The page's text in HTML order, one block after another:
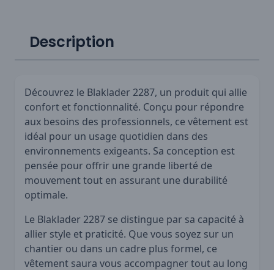
Description
Découvrez le Blaklader 2287, un produit qui allie
confort et fonctionnalité. Conçu pour répondre
aux besoins des professionnels, ce vêtement est
idéal pour un usage quotidien dans des
environnements exigeants. Sa conception est
pensée pour offrir une grande liberté de
mouvement tout en assurant une durabilité
optimale.
Le Blaklader 2287 se distingue par sa capacité à
allier style et praticité. Que vous soyez sur un
chantier ou dans un cadre plus formel, ce
vêtement saura vous accompagner tout au long